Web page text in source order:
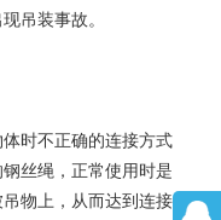
吊装事故。
时不正确的连接方式
丝绳，正常使用时是
物上，从而达到连接